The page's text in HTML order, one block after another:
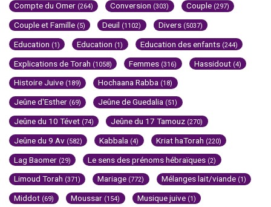
Compte du Omer (264) Conversion (303) Couple (297)
Couple et Famille (5) Deuil (1102) Divers (5037)
Education (1) Education (1) Education des enfants (244)
Explications de Torah (1058) Femmes (316) Hassidout (4)
Histoire Juive (189) Hochaana Rabba (18)
Jeûne d'Esther (69) Jeûne de Guedalia (51)
Jeûne du 10 Tévet (74) Jeûne du 17 Tamouz (270)
Jeûne du 9 Av (582) Kabbala (4) Kriat haTorah (220)
Lag Baomer (29) Le sens des prénoms hébraïques (2)
Limoud Torah (371) Mariage (772) Mélanges lait/viande (1)
Middot (69) Moussar (154) Musique juive (1)